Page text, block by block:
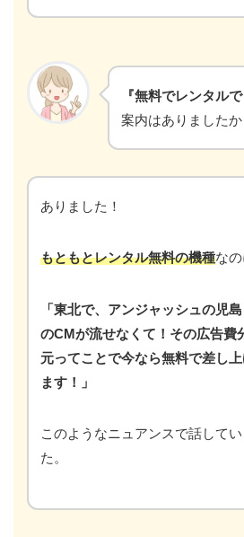
『無料でレンタルで
案内はありましたか
ありました！
もともとレンタル無料の機種なの
「東北で、アンジャッシュの児
のCMが流せなくて！その広告費
元ってことで今なら無料で差し
ます！」
このようなニュアンスで話してい
た。